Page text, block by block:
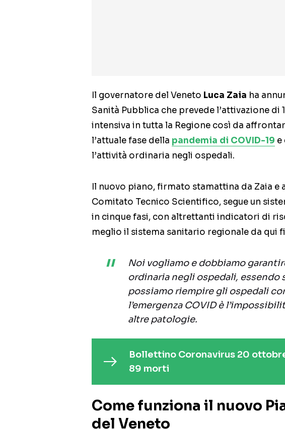
Il governatore del Veneto Luca Zaia ha
Sanità Pubblica che prevede l’attivazione
intensiva in tutta la Regione così da
l’attuale fase della pandemia di COVID-19 e
l’attività ordinaria negli ospedali.
Il nuovo piano, firmato stamattina da Zaia e
Comitato Tecnico Scientifico, segue un
in cinque fasi, con altrettanti indicatori di
meglio il sistema sanitario regionale da qui
Noi vogliamo e dobbiamo
ordinaria negli ospedali,
possiamo riempire gli ospedali
l’emergenza COVID è
altre patologie.
Bollettino Coronavirus 20
89 morti
Come funziona il nuovo
del Veneto